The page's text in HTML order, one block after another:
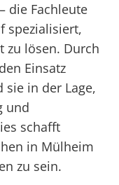
die Fachleute
spezialisiert,
zu lösen. Durch
Einsatz
in der Lage,
und
schafft
in Mülheim
zu sein.